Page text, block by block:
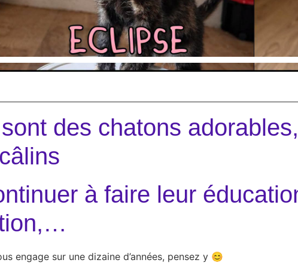
des chatons
à faire leur
engage sur une dizaine d’années, pensez y 😊